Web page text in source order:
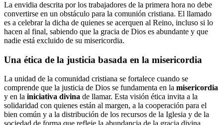
La envidia descrita por los trabajadores de la primera hora no debe
convertirse en un obstáculo para la comunión cristiana. El llamado
es a celebrar la dicha de quienes se acerquen al Reino, incluso si lo
hacen al final, sabiendo que la gracia de Dios es abundante y que
nadie está excluido de su misericordia.
Una ética de la justicia basada en la misericordia
La unidad de la comunidad cristiana se fortalece cuando se
comprende que la justicia de Dios se fundamenta en la misericordia
y en la iniciativa divina de llamar. Esta visión ética invita a la
solidaridad con quienes están al margen, a la cooperación para el
bien común y a la distribución de los recursos de la Iglesia y de la